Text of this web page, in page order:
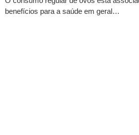
benefícios para a saúde em geral…